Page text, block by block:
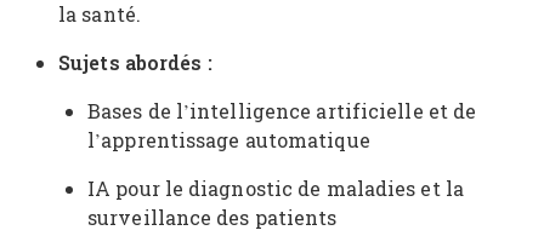
la santé.
Sujets abordés :
Bases de l’intelligence artificielle et de
l’apprentissage automatique
IA pour le diagnostic de maladies et la
surveillance des patients